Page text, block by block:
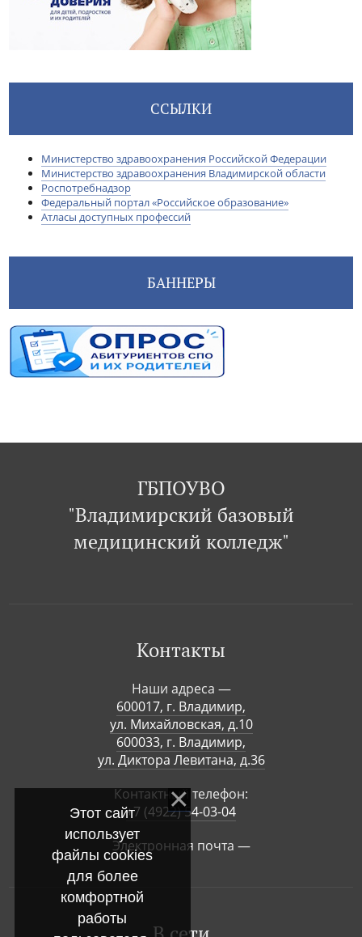
ССЫЛКИ
Министерство здравоохранения Российской Федерации
Министерство здравоохранения Владимирской области
Роспотребнадзор
Федеральный портал «Российское образование»
Атласы доступных профессий
БАННЕРЫ
ГБПОУВО
"Владимирский базовый
медицинский колледж"
Контакты
Наши адреса —
600017, г. Владимир,
ул. Михайловская, д.10
600033, г. Владимир,
ул. Диктора Левитана, д.36
Контактный телефон:
+7 (4922) 54-03-04
Электронная почта —
Этот сайт
использует
файлы cookies
для более
комфортной
работы